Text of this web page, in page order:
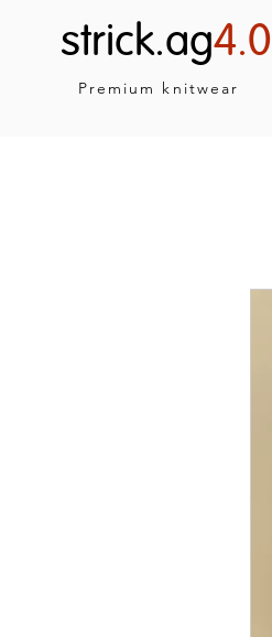
strick.ag4.0
Premium knitwear